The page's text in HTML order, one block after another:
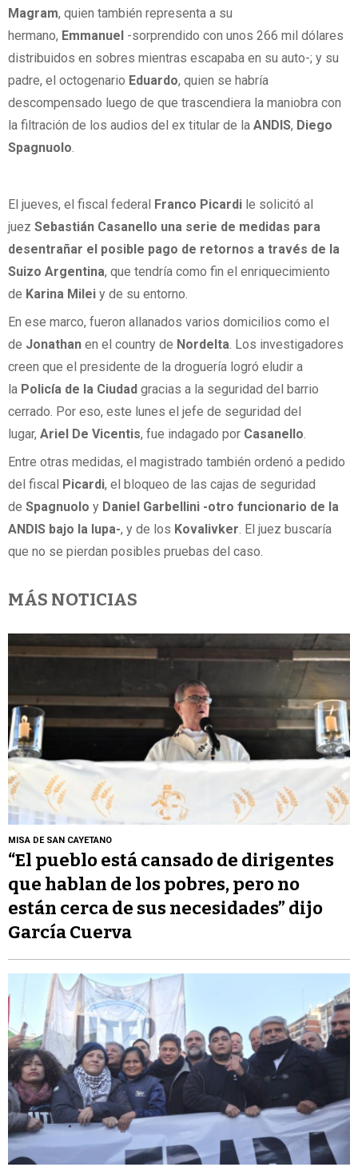
Magram, quien también representa a su
hermano, Emmanuel -sorprendido con unos 266 mil dólares
distribuidos en sobres mientras escapaba en su auto-; y su
padre, el octogenario Eduardo, quien se habría
descompensado luego de que trascendiera la maniobra con
la filtración de los audios del ex titular de la ANDIS, Diego
Spagnuolo.
El jueves, el fiscal federal Franco Picardi le solicitó al
juez Sebastián Casanello una serie de medidas para
desentrañar el posible pago de retornos a través de la
Suizo Argentina, que tendría como fin el enriquecimiento
de Karina Milei y de su entorno.
En ese marco, fueron allanados varios domicilios como el
de Jonathan en el country de Nordelta. Los investigadores
creen que el presidente de la droguería logró eludir a
la Policía de la Ciudad gracias a la seguridad del barrio
cerrado. Por eso, este lunes el jefe de seguridad del
lugar, Ariel De Vicentis, fue indagado por Casanello.
Entre otras medidas, el magistrado también ordenó a pedido
del fiscal Picardi, el bloqueo de las cajas de seguridad
de Spagnuolo y Daniel Garbellini -otro funcionario de la
ANDIS bajo la lupa-, y de los Kovalivker. El juez buscaría
que no se pierdan posibles pruebas del caso.
MÁS NOTICIAS
MISA DE SAN CAYETANO
“El pueblo está cansado de dirigentes
que hablan de los pobres, pero no
están cerca de sus necesidades” dijo
García Cuerva